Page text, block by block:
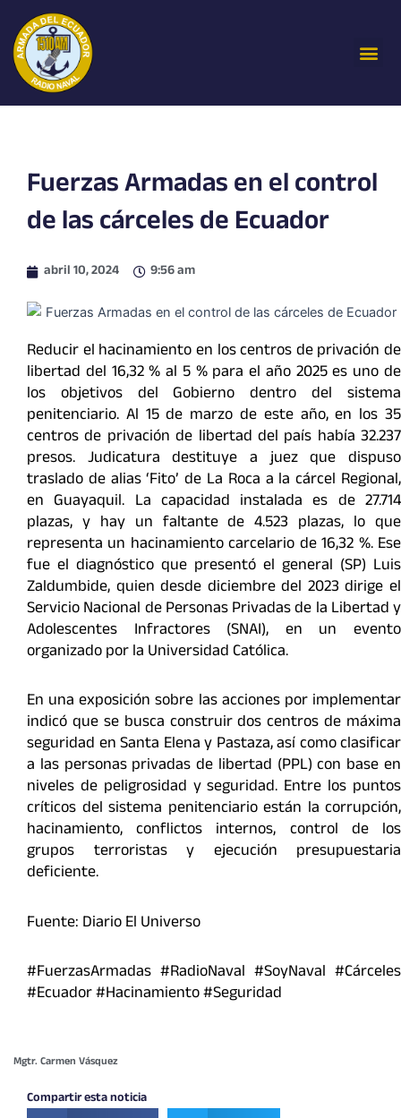
contenido
Fuerzas Armadas en el control
de las cárceles de Ecuador
abril 10, 2024 9:56 am
Reducir el hacinamiento en los centros de privación de
libertad del 16,32 % al 5 % para el año 2025 es uno de
los objetivos del Gobierno dentro del sistema
penitenciario. Al 15 de marzo de este año, en los 35
centros de privación de libertad del país había 32.237
presos. Judicatura destituye a juez que dispuso
traslado de alias ‘Fito’ de La Roca a la cárcel Regional,
en Guayaquil. La capacidad instalada es de 27.714
plazas, y hay un faltante de 4.523 plazas, lo que
representa un hacinamiento carcelario de 16,32 %. Ese
fue el diagnóstico que presentó el general (SP) Luis
Zaldumbide, quien desde diciembre del 2023 dirige el
Servicio Nacional de Personas Privadas de la Libertad y
Adolescentes Infractores (SNAI), en un evento
organizado por la Universidad Católica.
En una exposición sobre las acciones por implementar
indicó que se busca construir dos centros de máxima
seguridad en Santa Elena y Pastaza, así como clasificar
a las personas privadas de libertad (PPL) con base en
niveles de peligrosidad y seguridad. Entre los puntos
críticos del sistema penitenciario están la corrupción,
hacinamiento, conflictos internos, control de los
grupos terroristas y ejecución presupuestaria
deficiente.
Fuente: Diario El Universo
#FuerzasArmadas #RadioNaval #SoyNaval #Cárceles
#Ecuador #Hacinamiento #Seguridad
Mgtr. Carmen Vásquez
Compartir esta noticia